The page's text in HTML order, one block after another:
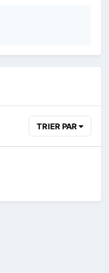
TRIER PAR